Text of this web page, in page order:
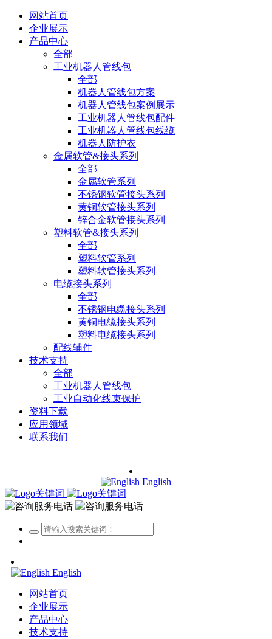
网站首页
企业展示
产品中心
全部
工业机器人管线包
全部
机器人管线包方案
机器人管线包案例展示
工业机器人管线包配件
工业机器人管线包线缆
机器人防护衣
金属软管&接头系列
全部
金属软管系列
不锈钢软管接头系列
黄铜软管接头系列
锌合金软管接头系列
塑料软管&接头系列
全部
塑料软管系列
塑料软管接头系列
电缆接头系列
全部
不锈钢电缆接头系列
黄铜电缆接头系列
塑料电缆接头系列
配线辅件
技术支持
全部
工业机器人管线包
工业自动化线束保护
资料下载
应用领域
联系我们
English
English
网站首页
企业展示
产品中心
技术支持